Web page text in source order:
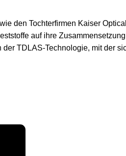
den Tochterfirmen Kaiser
auf ihre
TDLAS-Technologie, mit der